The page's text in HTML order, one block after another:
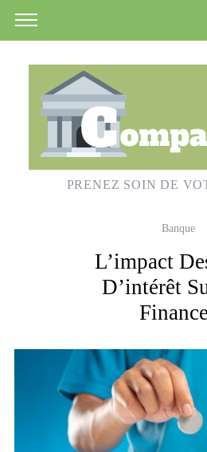
PRENEZ SOIN DE
Banque
L’impact
D’intérêt